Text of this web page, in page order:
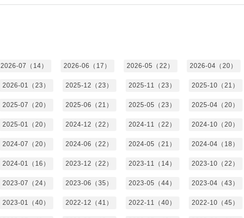
2026-07（14） 2026-06（17） 2026-05（22） 2026-04（20）
2026-01（23） 2025-12（23） 2025-11（23） 2025-10（21）
2025-07（20） 2025-06（21） 2025-05（23） 2025-04（20）
2025-01（20） 2024-12（22） 2024-11（22） 2024-10（20）
2024-07（20） 2024-06（22） 2024-05（21） 2024-04（18）
2024-01（16） 2023-12（22） 2023-11（14） 2023-10（22）
2023-07（24） 2023-06（35） 2023-05（44） 2023-04（43）
2023-01（40） 2022-12（41） 2022-11（40） 2022-10（45）